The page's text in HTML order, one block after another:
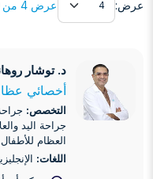
عرض: عرض 4 من 9 الطبيبات لك
د. توشار
د. توشار
أخصائي
التخصص:
جراحة اليد
العظام
اللغات: